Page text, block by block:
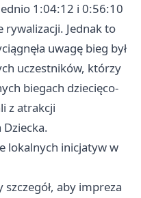
1:04:12 i 0:56:10
Jednak to
uwagę bieg był
uczestników, którzy
biegach dziecięco-
z atrakcji
lokalnych inicjatyw w
aby impreza